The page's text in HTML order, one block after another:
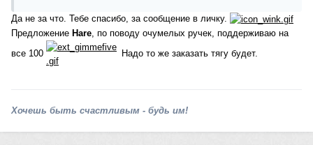
Да не за что. Тебе спасибо, за сообщение в личку.
Предложение Hare , по поводу очумелых ручек, поддерживаю на
все 100
Надо то же заказать тягу будет.
Хочешь быть счастливым - будь им!